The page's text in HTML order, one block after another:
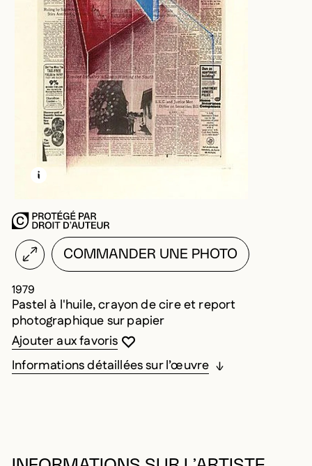
EN SAVOIR PLUS SUR CETTE IMAGE
OUVRIR LA MODALE
COMMANDER UNE PHOTO
1979
Pastel à l'huile, crayon de cire et report
photographique sur papier
Vous devez être connecté pour ajouter
Fermer la modale
Ouvrir la modale
Ajouter aux favoris
Informations détaillées sur l’œuvre